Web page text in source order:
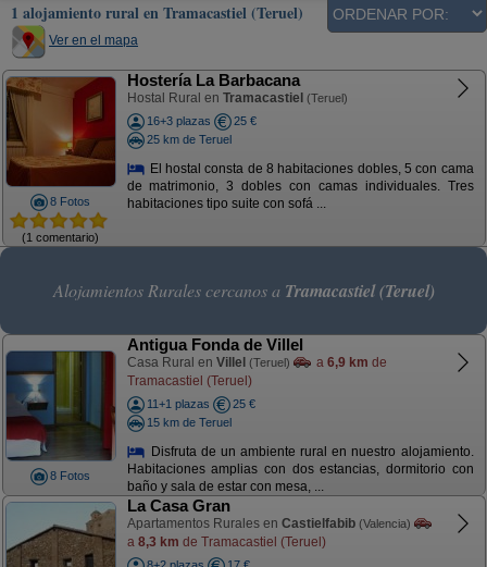
1 alojamiento rural en Tramacastiel (Teruel)
Ver en el mapa
8 Fotos
(1 comentario)
Hostería La Barbacana
Hostal Rural en Tramacastiel (Teruel)
16+3 plazas
25 €
25 km de Teruel
El hostal consta de 8 habitaciones dobles, 5 con cama
de matrimonio, 3 dobles con camas individuales. Tres
habitaciones tipo suite con sofá ...
Alojamientos Rurales cercanos a Tramacastiel (Teruel)
8 Fotos
Antigua Fonda de Villel
Casa Rural en Villel (Teruel) a 6,9 km de
Tramacastiel (Teruel)
11+1 plazas
25 €
15 km de Teruel
Disfruta de un ambiente rural en nuestro alojamiento.
Habitaciones amplias con dos estancias, dormitorio con
baño y sala de estar con mesa, ...
La Casa Gran
Apartamentos Rurales en Castielfabib (Valencia)
a 8,3 km de Tramacastiel (Teruel)